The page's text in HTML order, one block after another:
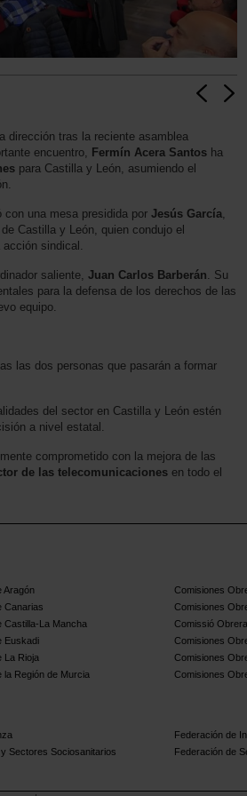
dirección tras la reciente asamblea
encuentro,
Fermín Acera Santos ha
para Castilla y León, asumiendo el
con una mesa presidida por Jesús García
Castilla y León, quien condujo el
sindical.
saliente, Juan Carlos Barberán . Su
para la defensa de los derechos de las
equipo.
las dos personas que pasarán a formar
del sector en Castilla y León estén
a nivel estatal.
comprometido con la mejora de las
de las telecomunicaciones en todo el
Aragón
Comisiones
Canarias
Comisiones
La Mancha
Comissió
Euskadi
Comisiones
La Rioja
Comisiones
Región de Murcia
Comisiones
Federación de
Sectores Sociosanitarios
Federación de